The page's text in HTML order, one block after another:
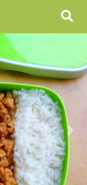
Next